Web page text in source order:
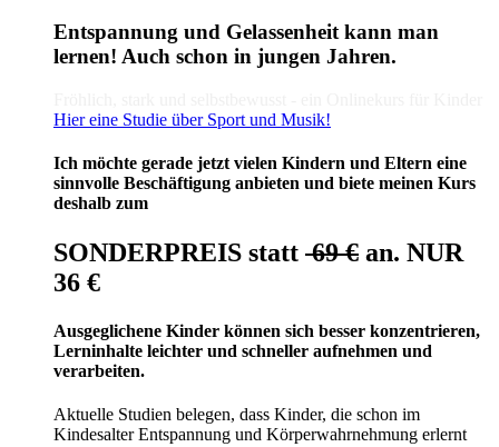
Entspannung und Gelassenheit kann man
lernen! Auch schon in jungen Jahren.
Hier eine Studie über Sport und Musik!
Ich möchte gerade jetzt vielen Kindern und Eltern eine
sinnvolle Beschäftigung anbieten und biete meinen Kurs
deshalb zum
SONDERPREIS statt 69 € an. NUR
36 €
Ausgeglichene Kinder können sich besser konzentrieren,
Lerninhalte leichter und schneller aufnehmen und
verarbeiten.
Aktuelle Studien belegen, dass Kinder, die schon im
Kindesalter Entspannung und Körperwahrnehmung erlernt